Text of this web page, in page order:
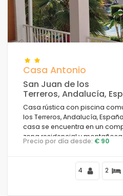
Casa Antonio
San Juan de los
Terreros, Andalucía,
Casa rústica con piscina
los Terreros, Andalucía,
casa se encuentra en un
zona residencial y
supermercados y a 100 m de
Precio por día desde: € 90
4 2